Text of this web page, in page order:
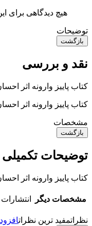
هیچ دیدگاهی برای
توضیحات
بازگشت
نقد و بررسی
کتاب پاییز وارونه اثر
کتاب پاییز وارونه اثر
مشخصات
بازگشت
توضیحات تکمیلی
کتاب پاییز وارونه اثر
مشخصات دیگر انتشارات
نظراتمفید ترین نظرات